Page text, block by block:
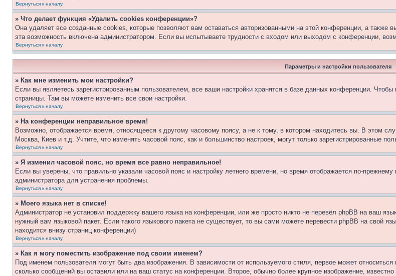
Вернуться к началу
» Что делает функция «Удалить cookies конференции»?
Она удаляет все созданные cookies, которые позволяют вам оставаться авторизованными на этой конференции, а также
эта возможность включена администратором. Если вы испытываете трудности с входом или выходом с конференции,
Вернуться к началу
Параметры и настройки пользователя
» Как мне изменить мои настройки?
Если вы являетесь зарегистрированным пользователем, все ваши настройки хранятся в базе данных конференции.
страницы. Там вы можете изменить все свои настройки.
Вернуться к началу
» На конференции неправильное время!
Возможно, отображается время, относящееся к другому часовому поясу, а не к тому, в котором находитесь вы. В этом
Москва, Киев и т.д. Учтите, что изменять часовой пояс, как и большинство настроек, могут только зарегистрированные
Вернуться к началу
» Я изменил часовой пояс, но время все равно неправильное!
Если вы уверены, что правильно указали часовой пояс и настройку летнего времени, но время отображается по-
администратора для устранения проблемы.
Вернуться к началу
» Моего языка нет в списке!
Администратор не установил поддержку вашего языка на конференции, или же просто никто не перевёл phpBB на ваш
нужный вам языковой пакет. Если такого языкового пакета не существует, то вы сами можете перевести phpBB на
находится внизу страниц конференции)
Вернуться к началу
» Как я могу поместить изображение под своим именем?
Под именем пользователя могут быть два изображения. В зависимости от используемого стиля, первое может
сколько сообщений вы оставили или на ваш статус на конференции. Второе, обычно более крупное изображение,